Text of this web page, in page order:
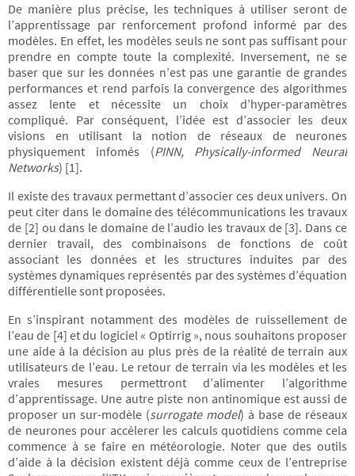
De manière plus précise, les techniques à utiliser seront de
l’apprentissage par renforcement profond informé par des
modèles. En effet, les modèles seuls ne sont pas suffisant pour
prendre en compte toute la complexité. Inversement, ne se
baser que sur les données n’est pas une garantie de grandes
performances et rend parfois la convergence des algorithmes
assez lente et nécessite un choix d’hyper-paramètres
compliqué. Par conséquent, l’idée est d’associer les deux
visions en utilisant la notion de réseaux de neurones
physiquement infomés (PINN, Physically-informed Neural
Networks) [1].
Il existe des travaux permettant d’associer ces deux univers. On
peut citer dans le domaine des télécommunications les travaux
de [2] ou dans le domaine de l’audio les travaux de [3]. Dans ce
dernier travail, des combinaisons de fonctions de coût
associant les données et les structures induites par des
systèmes dynamiques représentés par des systèmes d’équation
différentielle sont proposées.
En s’inspirant notamment des modèles de ruissellement de
l’eau de [4] et du logiciel « Optirrig », nous souhaitons proposer
une aide à la décision au plus près de la réalité de terrain aux
utilisateurs de l’eau. Le retour de terrain via les modèles et les
vraies mesures permettront d’alimenter l’algorithme
d’apprentissage. Une autre piste non antinomique est aussi de
proposer un sur-modèle (surrogate model) à base de réseaux
de neurones pour accélerer les calculs quotidiens comme cela
commence à se faire en météorologie. Noter que des outils
d’aide à la décision existent déjà comme ceux de l’entreprise